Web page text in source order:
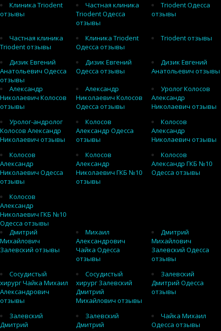
Клиника Triodent
отзывы
Частная клиника
Triodent Одесса
отзывы
Triodent Одесса
отзывы
Частная клиника
Triodent отзывы
Клиника Triodent
Одесса отзывы
Triodent отзывы
Дизик Евгений
Анатольевич Одесса
отзывы
Дизик Евгений
Одесса отзывы
Дизик Евгений
Анатольевич отзывы
Александр
Николаевич Колосов
отзывы
Александр
Николаевич Колосов
Одесса отзывы
Уролог Колосов
Александр
Николаевич отзывы
Уролог-андролог
Колосов Александр
Николаевич отзывы
Колосов
Александр Одесса
отзывы
Колосов
Александр
Николаевич отзывы
Колосов
Александр
Николаевич Одесса
отзывы
Колосов
Александр
Николаевич ГКБ №10
отзывы
Колосов
Александр ГКБ №10
Одесса отзывы
Колосов
Александр
Николаевич ГКБ №10
Одесса отзывы
Дмитрий
Михайлович
Залевский отзывы
Михаил
Александрович
Чайка Одесса
отзывы
Дмитрий
Михайлович
Залевский Одесса
отзывы
Сосудистый
хирург Чайка Михаил
Александрович
отзывы
Сосудистый
хирург Залевский
Дмитрий
Михайлович отзывы
Залевский
Дмитрий Одесса
отзывы
Залевский
Дмитрий
Залевский
Дмитрий
Чайка Михаил
Одесса отзывы